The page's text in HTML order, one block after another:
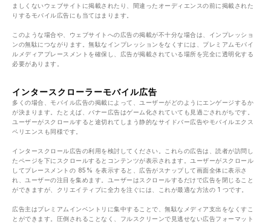
ましくないウェブサイトに掲載されたり、間違ったオーディエンスの前に掲載された
りするモバイル広告にも当てはまります。
このような場合や、ウェブサイトへの広告の掲載が不十分な場合は、インプレッショ
ンの無駄につながります。無駄なインプレッションをなくすには、プレミアムモバイ
ルメディアプレースメントを確保し、広告が掲載されている場所を完全に透明化する
必要があります。
インタースクローラーモバイル広告
多くの場合、モバイル広告の掲載によって、ユーザーがどのようにエンゲージするか
が決まります。たとえば、バナー広告はゲーム化されていても見過ごされがちです。
ユーザーがスクロールすると途切れてしまう静的なサイドバー広告やモバイルエクス
ペリエンスも同様です。
インタースクロール広告の利用を検討してください。これらの広告は、読者が訪問し
たページを下にスクロールするとコンテンツが表示されます。ユーザーがスクロール
してプレースメントの 85% を表示すると、広告がスナップして画面全体に表示さ
れ、ユーザーの注目を集めます。ユーザーはスクロールするだけで広告を閉じること
ができますが、クリエイティブに全力を注ぐには、これが最適な方法の 1 つです。
広告主はプレミアムインベントリに集中することで、無駄なメディア支出をなくすこ
とができます。圧倒されることなく、フルスクリーンで見逃せない広告フォーマット